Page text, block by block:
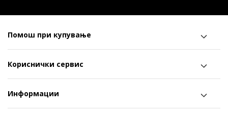
Помош при купување
Кориснички сервис
Информации